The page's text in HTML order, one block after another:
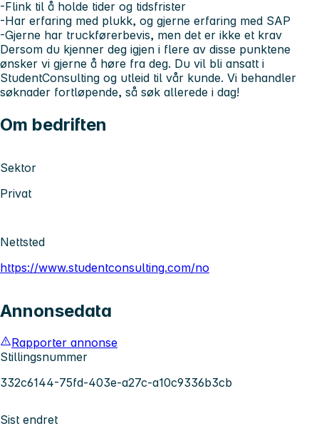
-Flink til å holde tider og tidsfrister
-Har erfaring med plukk, og gjerne erfaring med SAP
-Gjerne har truckførerbevis, men det er ikke et krav
Dersom du kjenner deg igjen i flere av disse punktene
ønsker vi gjerne å høre fra deg. Du vil bli ansatt i
StudentConsulting og utleid til vår kunde. Vi behandler
søknader fortløpende, så søk allerede i dag!
Om bedriften
Sektor
Privat
Nettsted
https://www.studentconsulting.com/no
Annonsedata
Rapporter annonse
Stillingsnummer
332c6144-75fd-403e-a27c-a10c9336b3cb
Sist endret